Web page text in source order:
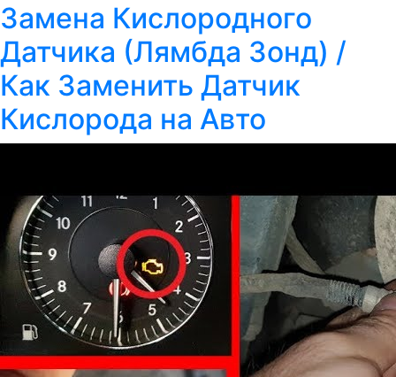
Замена Кислородного
Датчика (Лямбда Зонд) /
Как Заменить Датчик
Кислорода на Авто